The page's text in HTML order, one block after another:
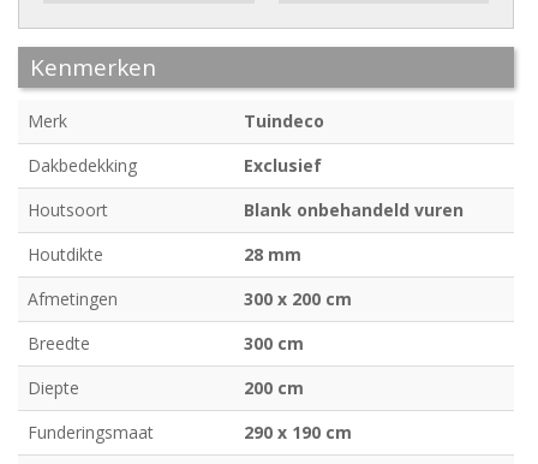
Kenmerken
Merk
Tuindeco
Dakbedekking
Exclusief
Houtsoort
Blank onbehandeld vuren
Houtdikte
28 mm
Afmetingen
300 x 200 cm
Breedte
300 cm
Diepte
200 cm
Funderingsmaat
290 x 190 cm